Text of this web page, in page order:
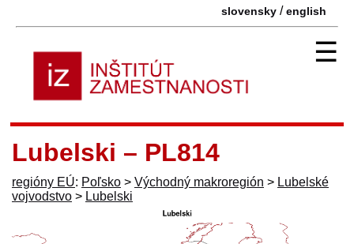
slovensky /english
☰
Lubelski – PL814
regióny EÚ: Poľsko > Východný makroregión > Lubelské
vojvodstvo > Lubelski